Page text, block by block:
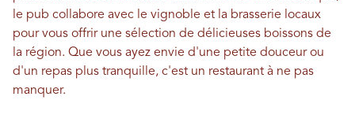
le pub collabore avec le vignoble et la brasserie locaux
pour vous offrir une sélection de délicieuses boissons de
la région. Que vous ayez envie d'une petite douceur ou
d'un repas plus tranquille, c'est un restaurant à ne pas
manquer.